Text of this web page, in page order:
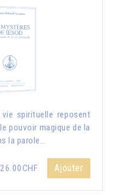
spirituelle reposent
pouvoir magique de la
la parole...
26.00CHF Ajouter